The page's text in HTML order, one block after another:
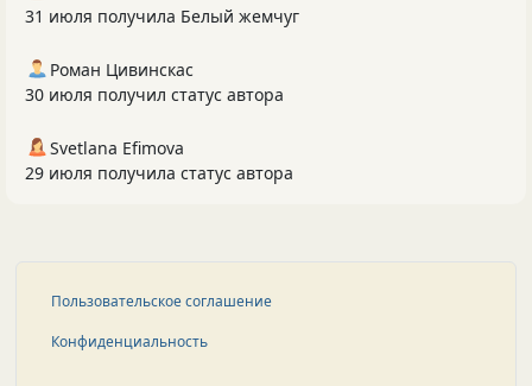
31 июля получила Белый жемчуг
Роман Цивинскас
30 июля получил статус автора
Svetlana Efimova
29 июля получила статус автора
Пользовательское соглашение
Конфиденциальность